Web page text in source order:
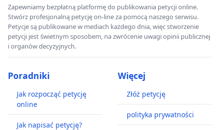
Zapewniamy bezpłatną platformę do publikowania petycji online.
Stwórz profesjonalną petycję on-line za pomocą naszego serwisu.
Petycje są publikowane w mediach każdego dnia, więc stworzenie
petycji jest świetnym sposobem, na zwrócenie uwagi opinii publicznej
i organów decyzyjnych.
Poradniki
Jak rozpocząć petycję
online
Jak napisać petycję?
Więcej
Złóż petycję
polityka prywatności